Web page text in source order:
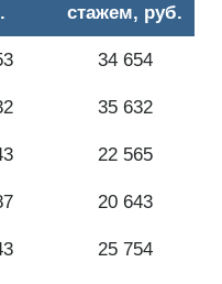
стажем, руб.
34 654
35 632
22 565
20 643
25 754